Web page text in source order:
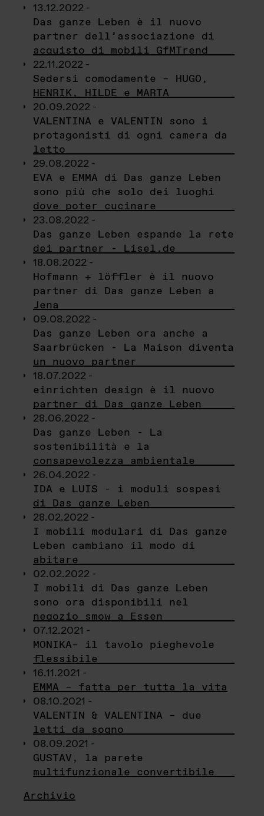
13.12.2022 -
Das ganze Leben è il nuovo
partner dell’associazione di
acquisto di mobili GfMTrend
22.11.2022 -
Sedersi comodamente – HUGO,
HENRIK, HILDE e MARTA
20.09.2022 -
VALENTINA e VALENTIN sono i
protagonisti di ogni camera da
letto
29.08.2022 -
EVA e EMMA di Das ganze Leben
sono più che solo dei luoghi
dove poter cucinare
23.08.2022 -
Das ganze Leben espande la rete
dei partner - Lisel.de
18.08.2022 -
Hofmann + löffler è il nuovo
partner di Das ganze Leben a
Jena
09.08.2022 -
Das ganze Leben ora anche a
Saarbrücken - La Maison diventa
un nuovo partner
18.07.2022 -
einrichten design è il nuovo
partner di Das ganze Leben
28.06.2022 -
Das ganze Leben - La
sostenibilità e la
consapevolezza ambientale
26.04.2022 -
IDA e LUIS - i moduli sospesi
di Das ganze Leben
28.02.2022 -
I mobili modulari di Das ganze
Leben cambiano il modo di
abitare
02.02.2022 -
I mobili di Das ganze Leben
sono ora disponibili nel
negozio smow a Essen
07.12.2021 -
MONIKA– il tavolo pieghevole
flessibile
16.11.2021 -
EMMA – fatta per tutta la vita
08.10.2021 -
VALENTIN & VALENTINA – due
letti da sogno
08.09.2021 -
GUSTAV, la parete
multifunzionale convertibile
Archivio